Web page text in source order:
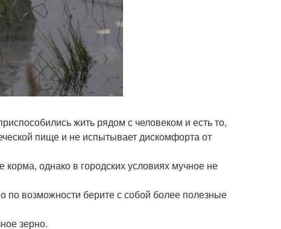
жить рядом с человеком и есть то,
пище и не испытывает дискомфорта от
корма, однако в городских условиях мучное не
по возможности берите с собой более полезные
зерно.